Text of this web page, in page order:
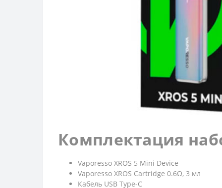
Комплектация
Vaporesso XROS 5 Mini Device
Vaporesso XROS Cartridge 0.6Ω, 3 мл
Кабель USB Type-C